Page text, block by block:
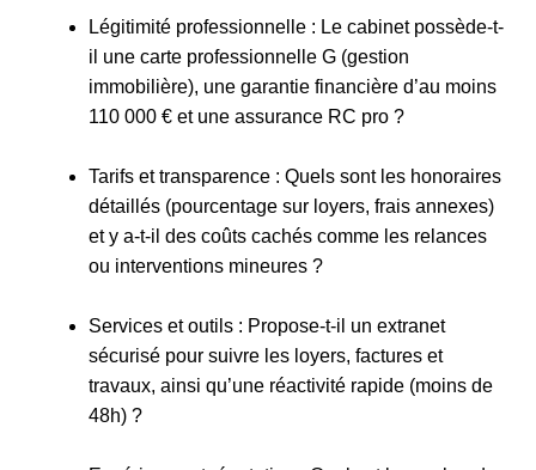
Légitimité professionnelle : Le cabinet possède-t-
il une carte professionnelle G (gestion
immobilière), une garantie financière d’au moins
110 000 € et une assurance RC pro ?
Tarifs et transparence : Quels sont les honoraires
détaillés (pourcentage sur loyers, frais annexes)
et y a-t-il des coûts cachés comme les relances
ou interventions mineures ?
Services et outils : Propose-t-il un extranet
sécurisé pour suivre les loyers, factures et
travaux, ainsi qu’une réactivité rapide (moins de
48h) ?